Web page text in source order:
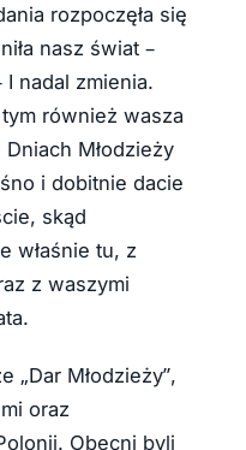
rozpoczęła się
nasz świat –
I nadal zmienia.
również wasza
Młodzieży
i dobitnie dacie
skąd
właśnie tu, z
z waszymi
„Dar Młodzieży”,
oraz
Obecni byli